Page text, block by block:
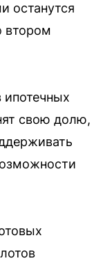
останутся
втором
свою долю,